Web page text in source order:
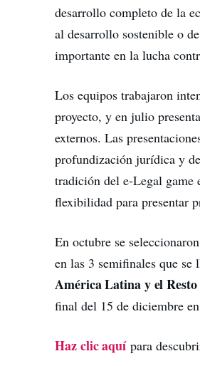
desarrollo completo de la
al desarrollo sostenible o
importante en la lucha
Los equipos trabajaron
proyecto, y en julio
externos. Las
profundización jurídica y
tradición del e-Legal game
flexibilidad para presentar
En octubre se
en las 3 semifinales que
América Latina y el
final del 15 de diciembre
Haz clicaquípara